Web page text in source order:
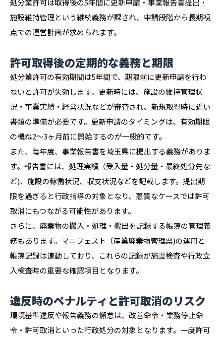
処分業許可は取得後の5年間に更新申請・事業報告書提出・
施設維持管理という継続義務が課され、申請段階から長期視
点での運営計画が求められます。
許可取得後の定期的な義務と期限
処分業許可の有効期間は5年間で、期限前に更新申請を行わ
ないと許可が失効します。更新時には、施設の維持管理状
況・事業実績・経営状況などが審査され、新規取得時に近い
書類の準備が必要です。更新申請のタイミングは、有効期限
の概ね2〜3ヶ月前に開始するのが一般的です。
また、毎年度、事業報告書を埼玉県に提出する義務がありま
す。報告書には、処理実績（受入量・処分量・最終処分先な
ど)、施設の稼働状況、収支状況などを記載します。提出期
限を過ぎると行政指導の対象となり、悪質なケースでは許可
取消にもつながる可能性があります。
さらに、廃棄物の搬入・処理・搬出を記録する帳簿の管理義
務もあります。マニフェスト（産業廃棄物管理票)の運用と
帳簿記録は連動しており、これらの記録が施設検査や行政立
入検査時の重要な確認項目となります。
違反時のペナルティと許可取消のリスク
環境基準違反や報告義務の懈怠は、改善命令・業務停止命
令・許可取消といった行政処分の対象となります。一度許可